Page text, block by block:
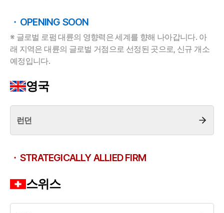
사례분석/최신동향
법률정보
법률지식인
고객후기
디지털포렌식 업무
구성원 소개
OPENING SOON
※ 글로벌 로펌 대륜의 영향력은 세계를 향해 나아갑니다. 아
래 지역은 대륜의 글로벌 거점으로 선정된 곳으로, 신규 개소
예정입니다.
영국
런던
STRATEGICALLY ALLIED FIRM
스위스